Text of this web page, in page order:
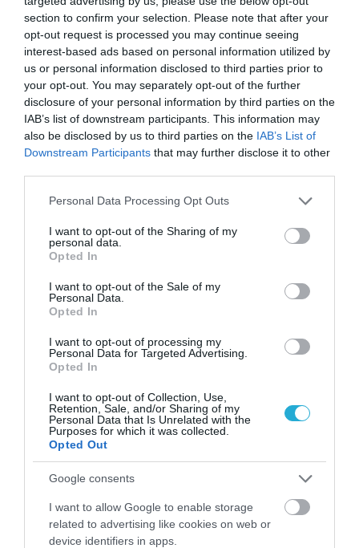
section to confirm your selection. Please note that after your
opt-out request is processed you may continue seeing
interest-based ads based on personal information utilized by
us or personal information disclosed to third parties prior to
your opt-out. You may separately opt-out of the further
disclosure of your personal information by third parties on the
IAB’s list of downstream participants. This information may
also be disclosed by us to third parties on the IAB’s List of
Downstream Participants that may further disclose it to other
Please note that this website/app uses one or more Google
not limited to your visit or usage behaviour. You may click to
grant or deny consent to Google and its third-party tags to
use your data for below specified purposes in below Google
consent section.
Personal Data Processing Opt Outs
I want to opt-out of the Sharing of my
personal data.
Opted In
I want to opt-out of the Sale of my
Personal Data.
Opted In
I want to opt-out of processing my
Personal Data for Targeted Advertising.
Opted In
I want to opt-out of Collection, Use,
Retention, Sale, and/or Sharing of my
Personal Data that Is Unrelated with the
Purposes for which it was collected.
Opted Out
Google consents
I want to allow Google to enable storage
related to advertising like cookies on web or
device identifiers in apps.
σημασίας για την υγεία της καρδιάς.
Χρησιμοποιήστε συσκευές
παρακολούθησης δραστηριότητας
Οι συσκευές αυτές μπορούν να σας
βοηθήσουν να παρακολουθείτε τη
δραστηριότητά σας και να θέτετε εφικτούς
στόχους.
Η ενσωμάτωση της άσκησης στην καθημερινή
ρουτίνα δεν απαιτεί μεγάλες επενδύσεις ή
ακριβό εξοπλισμό. Από το περπάτημα στη
δουλειά μέχρι το χορό στο σπίτι, κάθε μικρή
προσπάθεια μετράει.
Η ιεράρχηση της σωματικής δραστηριότητας
όχι μόνο βελτιώνει την υγεία της καρδιάς,
δραστήρια ζωή.